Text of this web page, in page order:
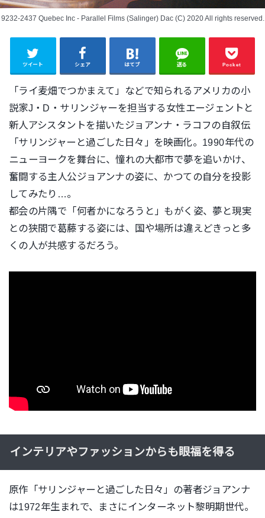
9232-2437 Quebec Inc - Parallel Films (Salinger) Dac (C) 2020 All rights reserved.
ツイート シェア はてブ 送る Pocket
「ライ麦畑でつかまえて」などで知られるアメリカの小
説家J・D ・サリンジャーを担当する女性エージェントと
新人アシスタントを描いたジョアンナ・ラコフの自叙伝
「サリンジャーと過ごした日々」を映画化。1990年代の
ニューヨークを舞台に、憧れの大都市で夢を追いかけ、
奮闘する主人公ジョアンナの姿に、かつての自分を投影
してみたり…。
都会の片隅で「何者かになろうと」もがく姿、夢と現実
との狭間で葛藤する姿には、国や場所は違えどきっと多
くの人が共感するだろ う。
インテリアやファッションからも眼福を得る
原作「サリンジャーと過ごした日々」の著者ジョアンナ
は1972年生まれで、まさにインターネット黎明期世代。